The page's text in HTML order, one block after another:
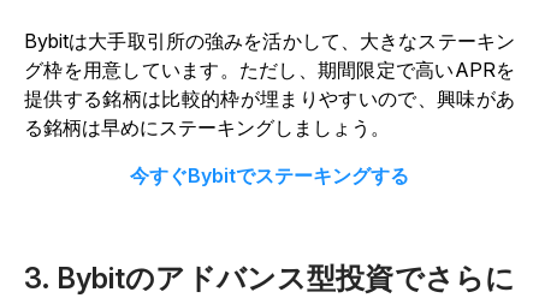
Bybitは大手取引所の強みを活かして、大きなステーキン
グ枠を用意しています。ただし、期間限定で高いAPRを
提供する銘柄は比較的枠が埋まりやすいので、興味があ
る銘柄は早めにステーキングしましょう。
今すぐBybitでステーキングする
3. Bybitのアドバンス型投資でさらに